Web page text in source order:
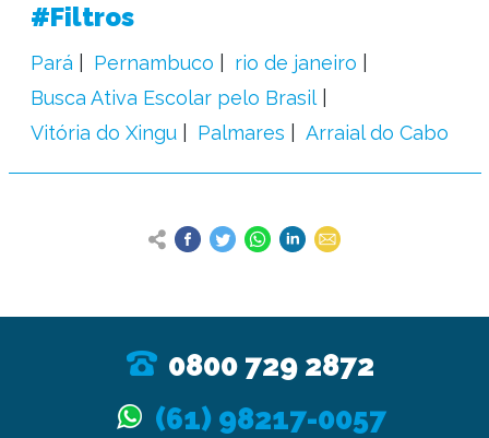
#Filtros
Pará Pernambuco
rio de janeiro
Busca Ativa Escolar pelo Brasil
Vitória do Xingu
Palmares Arraial do Cabo
0800 729 2872
(61) 98217-0057